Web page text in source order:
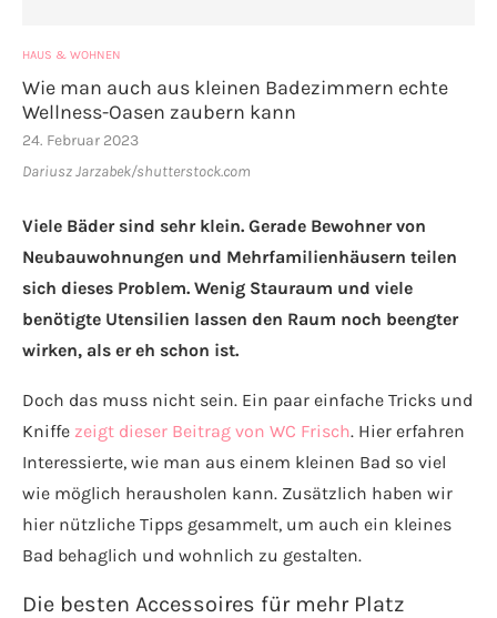
HAUS & WOHNEN
Wie man auch aus kleinen Badezimmern echte
Wellness-Oasen zaubern kann
24. Februar 2023
Dariusz Jarzabek/shutterstock.com
Viele Bäder sind sehr klein. Gerade Bewohner von
Neubauwohnungen und Mehrfamilienhäusern teilen
sich dieses Problem. Wenig Stauraum und viele
benötigte Utensilien lassen den Raum noch beengter
wirken, als er eh schon ist.
Doch das muss nicht sein. Ein paar einfache Tricks und
Kniffe zeigt dieser Beitrag von WC Frisch. Hier erfahren
Interessierte, wie man aus einem kleinen Bad so viel
wie möglich herausholen kann. Zusätzlich haben wir
hier nützliche Tipps gesammelt, um auch ein kleines
Bad behaglich und wohnlich zu gestalten.
Die besten Accessoires für mehr Platz